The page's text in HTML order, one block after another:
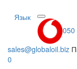
Язык
050
sales@globaloil.biz
0